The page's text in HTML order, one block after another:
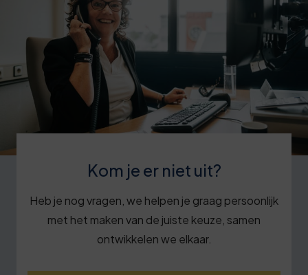
Kom je er niet uit?
Heb je nog vragen, we helpen je graag persoonlijk
met het maken van de juiste keuze, samen
ontwikkelen we elkaar.